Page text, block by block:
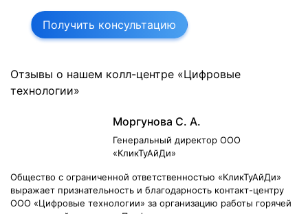
Получить консультацию
Отзывы о нашем колл-центре «Цифровые
технологии»
Моргунова С. А.
Генеральный директор ООО
«КликТуАйДи»
Общество с ограниченной ответственностью «КликТуАйДи»
выражает признательность и благодарность контакт-центру
ООО «Цифровые технологии» за организацию работы горячей